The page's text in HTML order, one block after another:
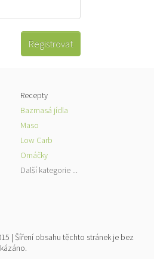
Recepty
Bazmasá jídla
Maso
Low Carb
Omáčky
Další kategorie ...
| Šíření obsahu těchto stránek je bez